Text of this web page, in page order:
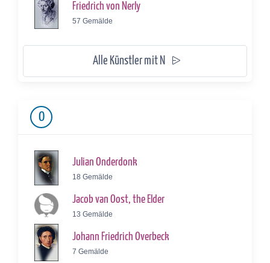
Friedrich von Nerly
57 Gemälde
Alle Künstler mit N
O
Julian Onderdonk
18 Gemälde
Jacob van Oost, the Elder
13 Gemälde
Johann Friedrich Overbeck
7 Gemälde